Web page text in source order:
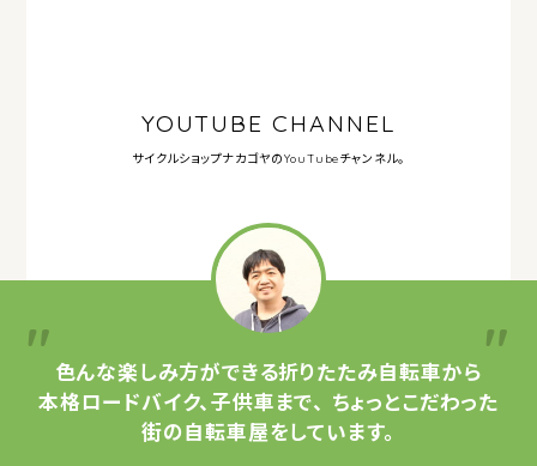
YOUTUBE CHANNEL
サイクルショップナカゴヤのYouTubeチャンネル。
色んな楽しみ方ができる折りたたみ自転車から
本格ロードバイク、子供車まで、 ちょっとこだわった
街の自転車屋をしています。